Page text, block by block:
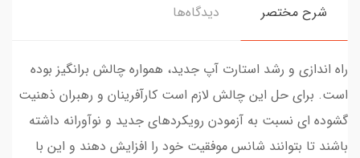
شرح مختصر دیدگاه‌ها
راه اندازی و رشد استارت آپ جدید، همواره چالش برانگیز بوده
است. برای حل این چالش لازم است کارآفرینان و رهبران ذهنیت
گشوده ای نسبت به آزمودن رویکردهای جدید و نوآورانه داشته
باشند تا بتوانند شانس موفقیت خود را افزایش دهند و این با